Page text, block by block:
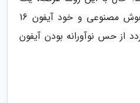
فاصله میان قابلیت های هوش مصنوعی و خود آیفون 16
از حس نوآورانه بودن آیفون